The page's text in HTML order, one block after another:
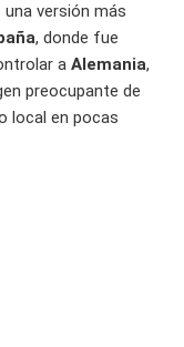
versión más
, donde fue
a Alemania,
preocupante de
local en pocas